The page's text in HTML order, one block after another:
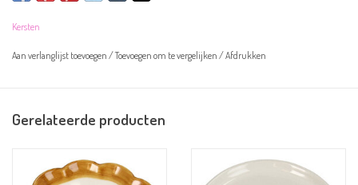
Materiaal: aardewerk
Afmeting: 13x12x5cm
Kersten
Aan verlanglijst toevoegen /Toevoegen om te vergelijken /Afdrukken
Gerelateerde producten